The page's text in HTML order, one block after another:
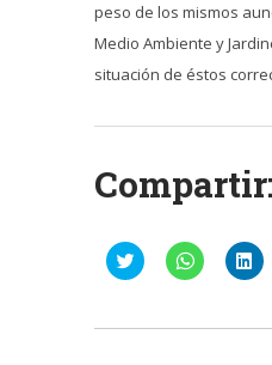
peso de los mismos
Medio Ambiente y
situación de éstos
Haz
clic
Twitter
Haz
clic
WhatsApp
Haz
clic